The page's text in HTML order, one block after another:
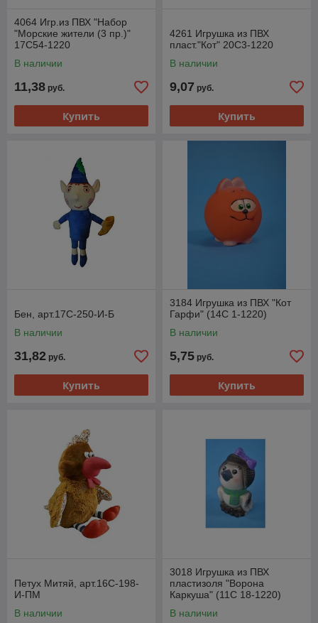
4064 Игр.из ПВХ "Набор
"Морские жители (3 пр.)"
17С54-1220
В наличии
11,38 руб.
Купить
4261 Игрушка из ПВХ
пласт."Кот" 20С3-1220
В наличии
9,07 руб.
Купить
Бен, арт.17С-250-И-Б
В наличии
31,82 руб.
Купить
3184 Игрушка из ПВХ "Кот
Гарфи" (14С 1-1220)
В наличии
5,75 руб.
Купить
Петух Митяй, арт.16С-198-
И-ПМ
В наличии
3018 Игрушка из ПВХ
пластизоля "Ворона
Каркуша" (11С 18-1220)
В наличии